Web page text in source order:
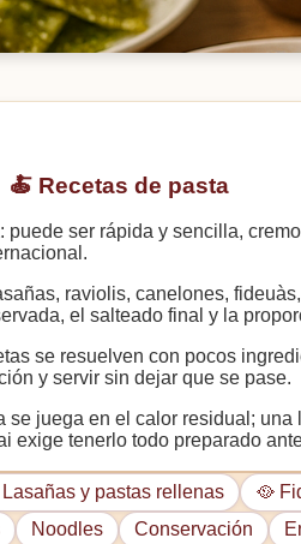
🍝 Recetas de pasta
ser rápida y sencilla,
raviolis, canelones,
el salteado final y la
se resuelven con pocos
y servir sin dejar que se pase.
juega en el calor residual;
exige tenerlo todo preparado
Lasañas y pastas rellenas 🥘
Noodles Conservación